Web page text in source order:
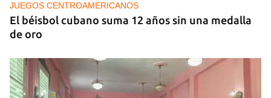
JUEGOS CENTROAMERICANOS
El béisbol cubano suma 12 años sin una medalla
de oro